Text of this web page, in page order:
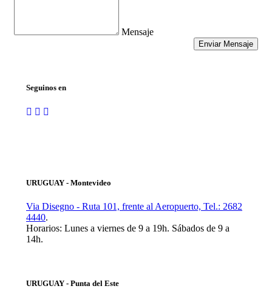
Mensaje
Seguinos en
URUGUAY - Montevideo
Via Disegno - Ruta 101, frente al Aeropuerto, Tel.: 2682
4440.
Horarios: Lunes a viernes de 9 a 19h. Sábados de 9 a
14h.
URUGUAY - Punta del Este